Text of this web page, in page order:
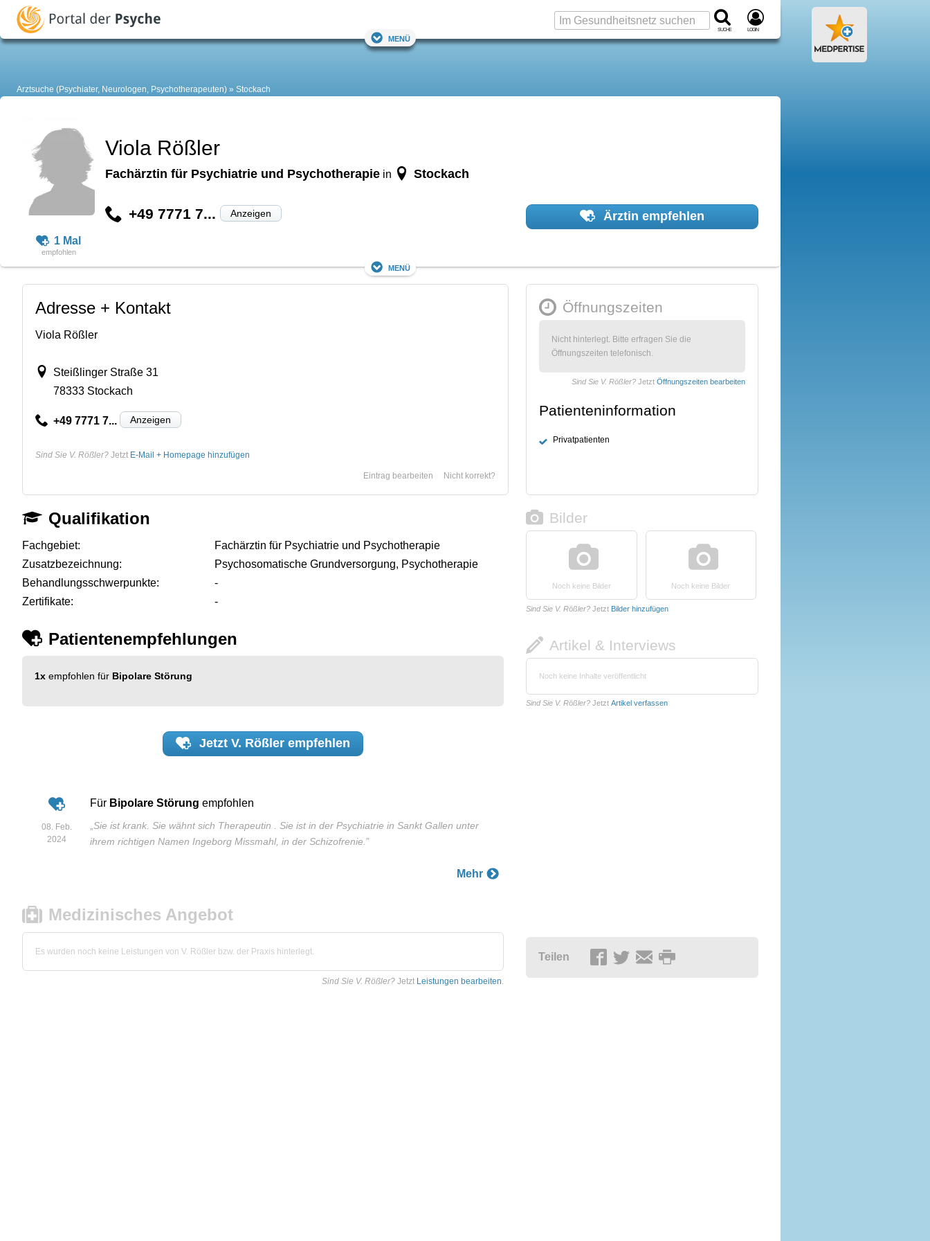
Suche Login
Menü
Arztsuche (Psychiater, Neurologen, Psychotherapeuten) Stockach
1 Mal
Viola Rößler
Fachärztin für Psychiatrie und Psychotherapie in Stockach
+49 7771 7... Anzeigen Ärztin empfehlen
Menü
Adresse + Kontakt
Viola Rößler
Steißlinger Straße 31
78333 Stockach
+49 7771 7... Anzeigen
Sind Sie V. Rößler? Jetzt E-Mail + Homepage hinzufügen
Nicht korrekt?
Eintrag bearbeiten
Öffnungszeiten
Nicht hinterlegt. Bitte erfragen Sie die
Öffnungszeiten telefonisch.
Sind Sie V. Rößler? Jetzt Öffnungszeiten bearbeiten
Patienteninformation
Privatpatienten
Qualifikation
Fachgebiet:
Fachärztin für Psychiatrie und Psychotherapie
Zusatzbezeichnung:
Psychosomatische Grundversorgung, Psychotherapie
Behandlungsschwerpunkte:
-
Zertifikate:
-
Patientenempfehlungen
1x empfohlen für Bipolare Störung
Jetzt V. Rößlerempfehlen
08. Feb.
2024
Für Bipolare Störung empfohlen
„Sie ist krank. Sie wähnt sich Therapeutin . Sie ist in der Psychiatrie in Sankt Gallen unter
ihrem richtigen Namen Ingeborg Missmahl, in der Schizofrenie.”
Mehr
Medizinisches Angebot
Es wurden noch keine Leistungen von V. Rößler bzw. der Praxis hinterlegt.
Sind Sie V. Rößler? Jetzt Leistungen bearbeiten.
Bilder
Noch keine Bilder Noch keine Bilder
Sind Sie V. Rößler? Jetzt Bilder hinzufügen
Artikel & Interviews
Noch keine Inhalte veröffentlicht
Sind Sie V. Rößler? Jetzt Artikel verfassen
Teilen